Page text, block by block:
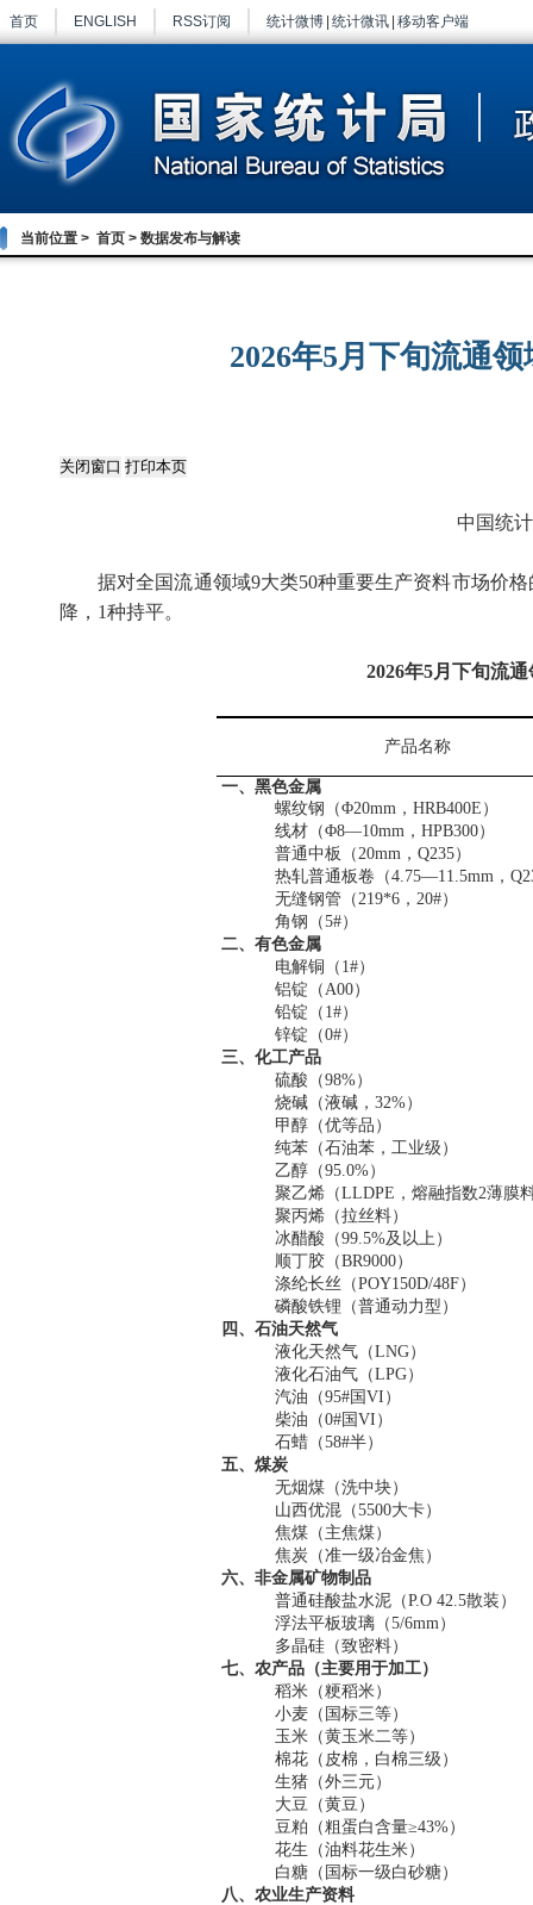
首页 ENGLISH RSS订阅 统计微博 统计微讯 移动客户端
当前位置 > 首页 > 数据发布与解读
2026年5月下旬流通
中国统
据对全国流通领域9大类50种重要生产资料市场价
降， 1种持平。
2026年5月下旬流
产品名称
一、黑色金属
螺纹钢（Φ20mm ，HRB400E ）
线材（Φ8—10mm ，HPB300）
普通中板（ 20mm ，Q235）
热轧普通板卷（4.75—11.5mm ，
无缝钢管（ 219*6 ， 20#）
角钢（5#）
二、有色金属
电解铜（ 1#）
铝锭（ A00）
铅锭（ 1#）
锌锭（0#）
三、化工产品
硫酸（98%）
烧碱（液碱，32%）
甲醇（优等品）
纯苯（石油苯，工业级）
乙醇（95.0%）
聚乙烯（LLDPE ，熔融指数2薄膜
聚丙烯（拉丝料）
冰醋酸（99.5%及以上）
顺丁胶（BR9000）
涤纶长丝（POY150D/48F）
磷酸铁锂（普通动力型）
四、石油天然气
液化天然气（LNG）
液化石油气（LPG）
汽油（95# 国VI ）
柴油（0# 国VI ）
石蜡（58#半）
五、煤炭
无烟煤（洗中块）
山西优混（5500大卡）
焦煤（主焦煤）
焦炭（准一级冶金焦）
六、非金属矿物制品
普通硅酸盐水泥（P.O 42.5散装）
浮法平板玻璃（5/6mm ）
多晶硅（致密料）
七、农产品（主要用于加工）
稻米（粳稻米）
小麦（国标三等）
玉米（黄玉米二等）
棉花（皮棉，白棉三级）
生猪（外三元）
大豆（黄豆）
豆粕（粗蛋白含量≥43%）
花生（油料花生米）
白糖（国标一级白砂糖）
八、农业生产资料